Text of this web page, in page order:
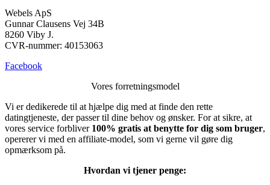
Webels ApS
Gunnar Clausens Vej 34B
8260 Viby J.
CVR-nummer: 40153063
Facebook
Vores forretningsmodel
Vi er dedikerede til at hjælpe dig med at finde den rette
datingtjeneste, der passer til dine behov og ønsker. For at sikre, at
vores service forbliver 100% gratis at benytte for dig som bruger,
opererer vi med en affiliate-model, som vi gerne vil gøre dig
opmærksom på.
Hvordan vi tjener penge: